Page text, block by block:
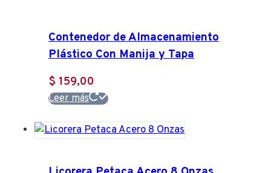
Contenedor de Almacenamiento
Plástico Con Manija y Tapa
$ 159,00
Leer más